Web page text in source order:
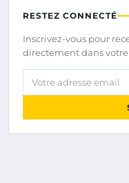
RESTEZ CONNECTÉ
Inscrivez-vous pour
directement dans
Votre adresse email